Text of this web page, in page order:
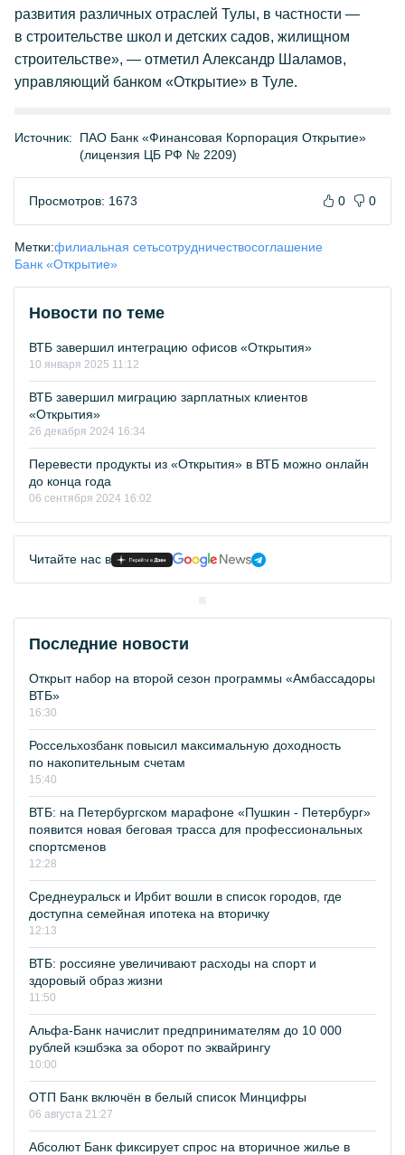
развития различных отраслей Тулы, в частности —
в строительстве школ и детских садов, жилищном
строительстве», — отметил Александр Шаламов,
управляющий банком «Открытие» в Туле.
Источник:
ПАО Банк «Финансовая Корпорация Открытие»
(лицензия ЦБ РФ № 2209)
Просмотров: 1673 0 0
Метки:филиальная сетьсотрудничествосоглашение
Банк «Открытие»
Новости по теме
ВТБ завершил интеграцию офисов «Открытия»
10 января 2025 11:12
ВТБ завершил миграцию зарплатных клиентов
«Открытия»
26 декабря 2024 16:34
Перевести продукты из «Открытия» в ВТБ можно онлайн
до конца года
06 сентября 2024 16:02
Читайте нас в
Последние новости
Открыт набор на второй сезон программы «Амбассадоры
ВТБ»
16:30
Россельхозбанк повысил максимальную доходность
по накопительным счетам
15:40
ВТБ: на Петербургском марафоне «Пушкин - Петербург»
появится новая беговая трасса для профессиональных
спортсменов
12:28
Среднеуральск и Ирбит вошли в список городов, где
доступна семейная ипотека на вторичку
12:13
ВТБ: россияне увеличивают расходы на спорт и
здоровый образ жизни
11:50
Альфа-Банк начислит предпринимателям до 10 000
рублей кэшбэка за оборот по эквайрингу
10:00
ОТП Банк включён в белый список Минцифры
06 августа 21:27
Абсолют Банк фиксирует спрос на вторичное жилье в